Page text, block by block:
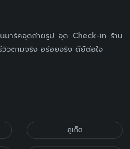
มาร์คจุดถ่ายรูป จุด Check-in ร้าน
วตามจริง อร่อยจริง ดีย์ต่อใจ
ภูเก็ต